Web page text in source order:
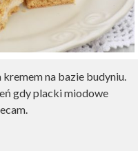
na bazie budyniu.
gdy placki miodowe